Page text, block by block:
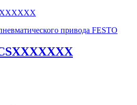
привода FESTO